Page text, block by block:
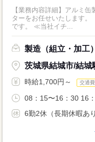
【業務内容詳細】アルミ
ターをお任せいたします。
です。 ≪当社イチ...
製造（組立・加工）
茨城県結城市/結城
時給1,700円～ 交通
08：15〜16：30 16
6勤2休（長期休暇あ